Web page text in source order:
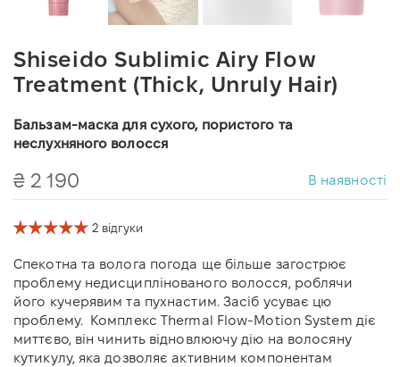
Shiseido Sublimic Airy Flow
Treatment (Thick, Unruly Hair)
Бальзам-маска для сухого, пористого та
неслухняного волосся
₴ 2 190 В наявності
2 відгуки
Спекотна та волога погода ще більше загострює
проблему недисциплінованого волосся, роблячи
його кучерявим та пухнастим. Засіб усуває цю
проблему. Комплекс Thermal Flow-Motion System діє
миттєво, він чинить відновлюючу дію на волосяну
кутикулу, яка дозволяє активним компонентам